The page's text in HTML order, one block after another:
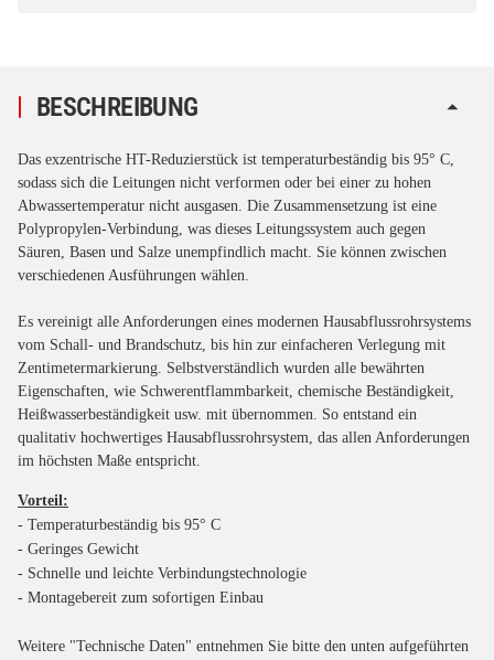
BESCHREIBUNG
Das exzentrische HT-Reduzierstück ist temperaturbeständig bis 95° C,
sodass sich die Leitungen nicht verformen oder bei einer zu hohen
Abwassertemperatur nicht ausgasen. Die Zusammensetzung ist eine
Polypropylen-Verbindung, was dieses Leitungssystem auch gegen
Säuren, Basen und Salze unempfindlich macht. Sie können zwischen
verschiedenen Ausführungen wählen.
Es vereinigt alle Anforderungen eines modernen Hausabflussrohrsystems
vom Schall- und Brandschutz, bis hin zur einfacheren Verlegung mit
Zentimetermarkierung. Selbstverständlich wurden alle bewährten
Eigenschaften, wie Schwerentflammbarkeit, chemische Beständigkeit,
Heißwasserbeständigkeit usw. mit übernommen. So entstand ein
qualitativ hochwertiges Hausabflussrohrsystem, das allen Anforderungen
im höchsten Maße entspricht.
Vorteil:
- Temperaturbeständig bis 95° C
- Geringes Gewicht
- Schnelle und leichte Verbindungstechnologie
- Montagebereit zum sofortigen Einbau
Weitere "Technische Daten" entnehmen Sie bitte den unten aufgeführten